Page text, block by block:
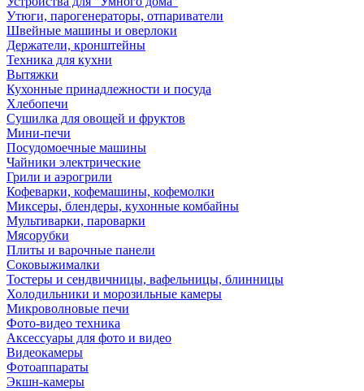
Утюги, парогенераторы, отпариватели
Швейные машины и оверлоки
Держатели, кронштейны
Техника для кухни
Вытяжки
Кухонные принадлежности и посуда
Хлебопечи
Сушилка для овощей и фруктов
Мини-печи
Посудомоечные машины
Чайники электрические
Грили и аэрогрили
Кофеварки, кофемашины, кофемолки
Миксеры, блендеры, кухонные комбайны
Мультиварки, пароварки
Мясорубки
Плиты и варочные панели
Соковыжималки
Тостеры и сендвичницы, вафельницы, блинницы
Холодильники и морозильные камеры
Микроволновые печи
Фото-видео техника
Аксессуары для фото и видео
Видеокамеры
Фотоаппараты
Экшн-камеры